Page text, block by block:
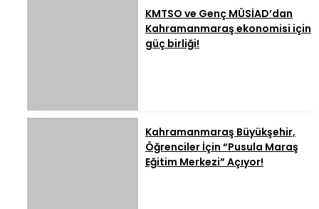
KMTSO ve Genç MÜSİAD’dan
Kahramanmaraş ekonomisi için
güç birliği!
Kahramanmaraş Büyükşehir,
Öğrenciler İçin “Pusula Maraş
Eğitim Merkezi” Açıyor!